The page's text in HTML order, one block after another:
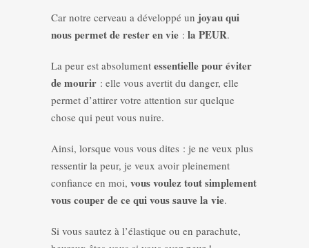
Car notre cerveau a développé un joyau qui
nous permet de rester en vie : la PEUR.
La peur est absolument essentielle pour éviter
de mourir : elle vous avertit du danger, elle
permet d’attirer votre attention sur quelque
chose qui peut vous nuire.
Ainsi, lorsque vous vous dites : je ne veux plus
ressentir la peur, je veux avoir pleinement
confiance en moi, vous voulez tout simplement
vous couper de ce qui vous sauve la vie.
Si vous sautez à l’élastique ou en parachute,